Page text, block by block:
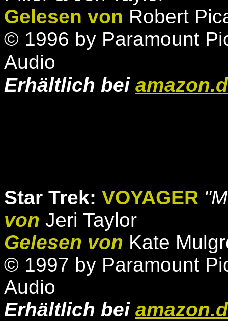
Gelesen von Robert
© 1996 by Paramount
Audio
Erhältlich bei
Star Trek: VOYAGER
von Jeri Taylor
Gelesen von Kate
© 1997 by Paramount
Audio
Erhältlich bei